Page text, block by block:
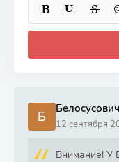
Б Белосусович
12 сентября
Внимание! У